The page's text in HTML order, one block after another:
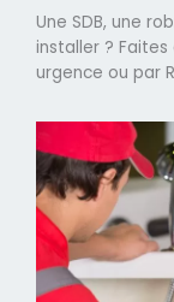
Une SDB, une
installer ?
urgence ou par